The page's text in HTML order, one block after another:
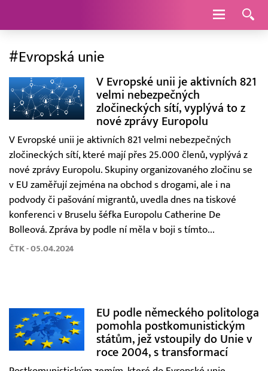
Navigace
#Evropská unie
V Evropské unii je aktivních 821
velmi nebezpečných
zločineckých sítí, vyplývá to z
nové zprávy Europolu
V Evropské unii je aktivních 821 velmi nebezpečných
zločineckých sítí, které mají přes 25.000 členů, vyplývá z
nové zprávy Europolu. Skupiny organizovaného zločinu se
v EU zaměřují zejména na obchod s drogami, ale i na
podvody či pašování migrantů, uvedla dnes na tiskové
konferenci v Bruselu šéfka Europolu Catherine De
Bolleová. Zpráva by podle ní měla v boji s tímto...
ČTK - 05.04.2024
EU podle německého politologa
pomohla postkomunistickým
státům, jež vstoupily do Unie v
roce 2004, s transformací